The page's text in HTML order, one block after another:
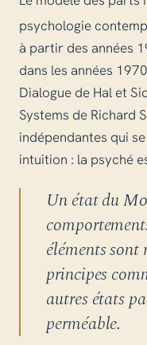
psychologie
à partir des années
dans les années
Dialogue de Hal et
Systems de Richard
indépendantes qui
intuition : la psyché
Un état du
éléments sont
principes
autres états
perméable.